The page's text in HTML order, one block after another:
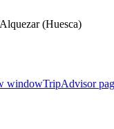
(Huesca)
windowTripAdvisor